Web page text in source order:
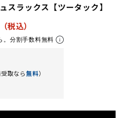
スラックス【ツータック】
。分割手数料無料
取なら無料）